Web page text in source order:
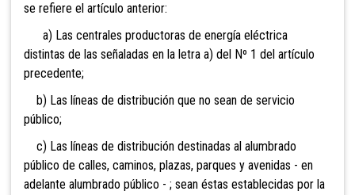
se refiere el artículo anterior:
a) Las centrales productoras de energía eléctrica
distintas de las señaladas en la letra a) del Nº 1 del artículo
precedente;
b) Las líneas de distribución que no sean de servicio
público;
c) Las líneas de distribución destinadas al alumbrado
público de calles, caminos, plazas, parques y avenidas - en
adelante alumbrado público - ; sean éstas establecidas por la